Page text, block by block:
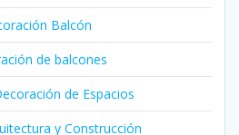
Balcón
de balcones
de Espacios
y Construcción